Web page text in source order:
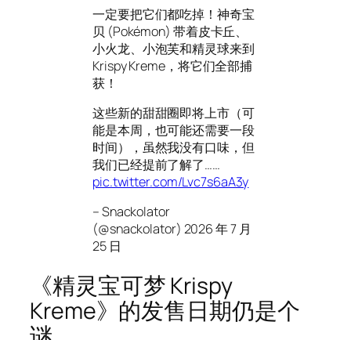
一定要把它们都吃掉！神奇宝
贝 (Pokémon) 带着皮卡丘、
小火龙、小泡芙和精灵球来到
Krispy Kreme，将它们全部捕
获！
这些新的甜甜圈即将上市（可
能是本周，也可能还需要一段
时间），虽然我没有口味，但
我们已经提前了解了……
pic.twitter.com/Lvc7s6aA3y
– Snackolator
(@snackolator) 2026 年 7 月
25 日
《精灵宝可梦 Krispy
Kreme》的发售日期仍是个